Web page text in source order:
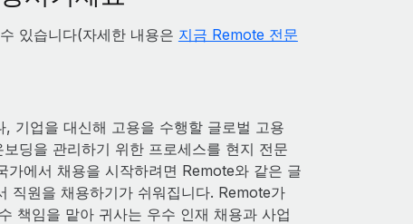
있습니다(자세한 내용은 지금 Remote 전문
기업을 대신해 고용을 수행할 글로벌 고용
딩을 관리하기 위한 프로세스를 현지 전문
에서 채용을 시작하려면 Remote와 같은 글
직원을 채용하기가 쉬워집니다. Remote가
책임을 맡아 귀사는 우수 인재 채용과 사업